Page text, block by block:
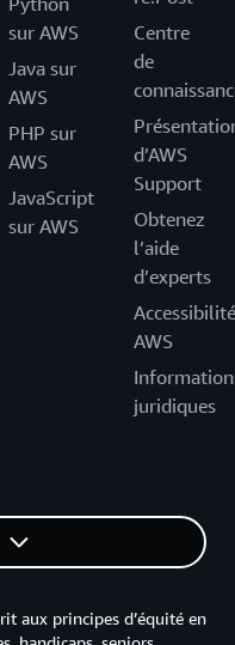
sur AWS
Java sur
AWS
PHP sur
AWS
JavaScript
sur AWS
Centre
de
d’AWS
Support
Obtenez
l’aide
d’experts
Accessibilité
AWS
juridiques
aux principes d’équité en